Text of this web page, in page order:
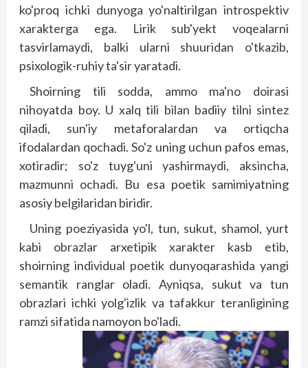
ko'proq ichki dunyoga yo'naltirilgan introspektiv
xarakterga ega. Lirik sub'yekt voqealarni
tasvirlamaydi, balki ularni shuuridan o'tkazib,
psixologik-ruhiy ta'sir yaratadi.
Shoirning tili sodda, ammo ma'no doirasi
nihoyatda boy. U xalq tili bilan badiiy tilni sintez
qiladi, sun'iy metaforalardan va ortiqcha
ifodalardan qochadi. So'z uning uchun pafos emas,
xotiradir; so'z tuyg'uni yashirmaydi, aksincha,
mazmunni ochadi. Bu esa poetik samimiyatning
asosiy belgilaridan biridir.
Uning poeziyasida yo'l, tun, sukut, shamol, yurt
kabi obrazlar arxetipik xarakter kasb etib,
shoirning individual poetik dunyoqarashida yangi
semantik ranglar oladi. Ayniqsa, sukut va tun
obrazlari ichki yolg'izlik va tafakkur teranligining
ramzi sifatida namoyon bo'ladi.